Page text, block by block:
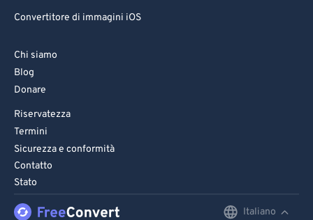
Convertitore di immagini iOS
Chi siamo
Blog
Donare
Riservatezza
Termini
Sicurezza e conformità
Contatto
Stato
Italiano